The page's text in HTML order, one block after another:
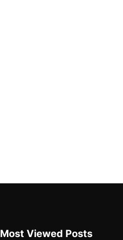
Most Viewed Posts